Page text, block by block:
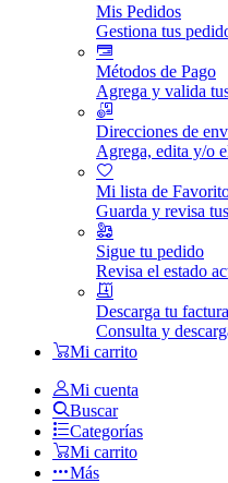
Mis Pedidos
Gestiona tus
Métodos de Pago
Agrega y valida
Direcciones de
Agrega, edita y/o
Mi lista de
Guarda y revisa
Sigue tu pedido
Revisa el estado
Descarga tu factura
Consulta y
Mi carrito
Mi cuenta
Buscar
Categorías
Mi carrito
Más